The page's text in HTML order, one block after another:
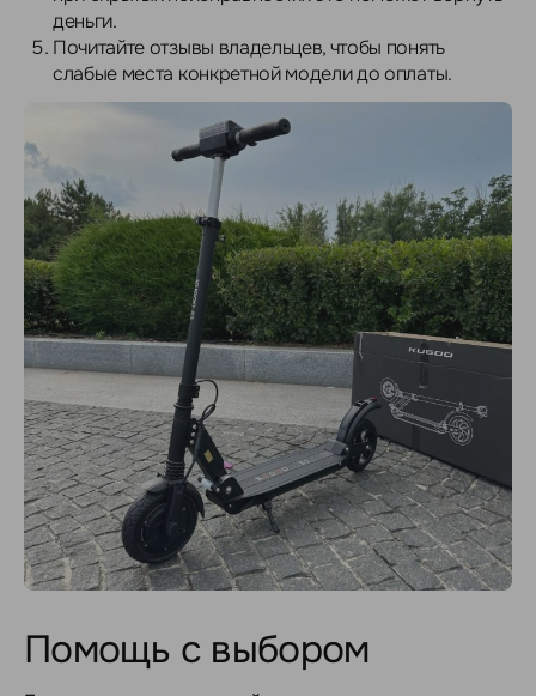
деньги.
Почитайте отзывы владельцев, чтобы понять
слабые места конкретной модели до оплаты.
Помощь с выбором